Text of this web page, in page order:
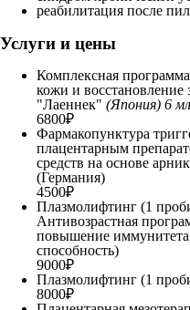
реабилитация после
Услуги и цены
Комплексная
кожи и
"Лаеннек" (Япония) 6 мл
6800₽
Фармакопунктура
плацентарным
средств на основе
(Германия)
4500₽
Плазмолифтинг (1
Антивозрастная
повышение
способность)
9000₽
Плазмолифтинг (1
8000₽